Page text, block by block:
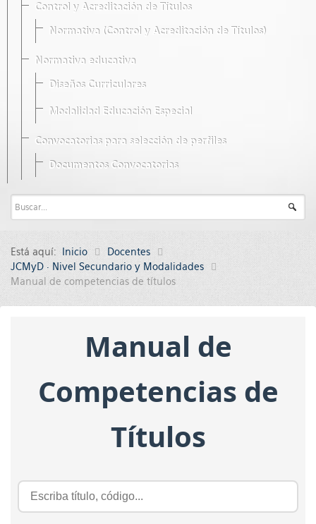
Control y Acreditación de Títulos
Normativa (Control y Acreditación de Títulos)
Normativa educativa
Diseños Curriculares
Modalidad Educación Especial
Convocatorias para selección de perfiles
Documentos Convocatorias
Está aquí: Inicio
Docentes
JCMyD · Nivel Secundario y Modalidades
Manual de competencias de títulos